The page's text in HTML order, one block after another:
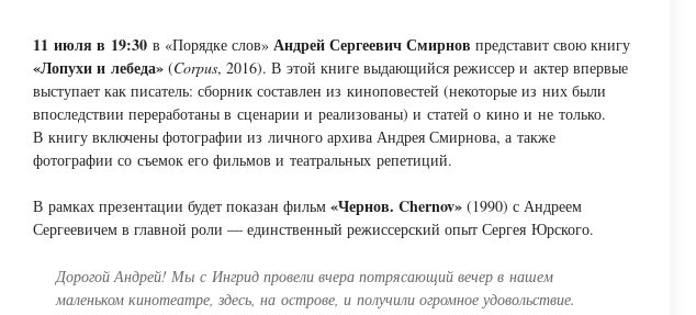
11 июля в 19:30 в «Порядке слов» Андрей Сергеевич Смирнов представит свою книгу
«Лопухи и лебеда» (Corpus, 2016). В этой книге выдающийся режиссер и актер впервые
выступает как писатель: сборник составлен из киноповестей (некоторые из них были
впоследствии переработаны в сценарии и реализованы) и статей о кино и не только.
В книгу включены фотографии из личного архива Андрея Смирнова, а также
фотографии со съемок его фильмов и театральных репетиций.
В рамках презентации будет показан фильм «Чернов. Chernov» (1990) с Андреем
Сергеевичем в главной роли — единственный режиссерский опыт Сергея Юрского.
Дорогой Андрей! Мы с Ингрид провели вчера потрясающий вечер в нашем
маленьком кинотеатре, здесь, на острове, и получили огромное удовольствие.